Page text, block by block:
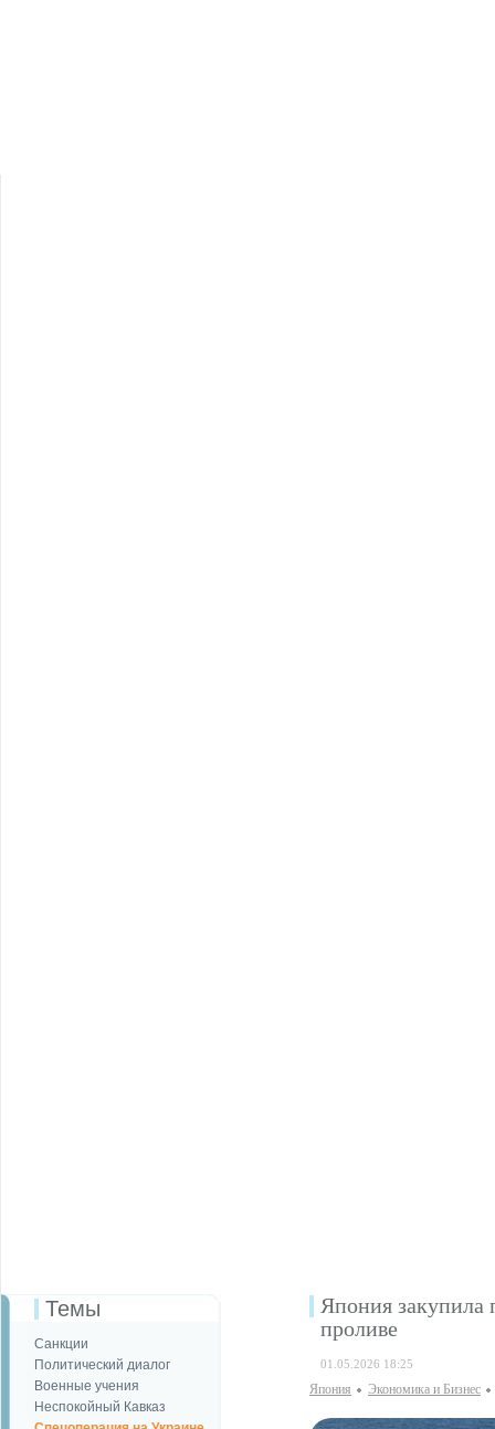
Темы
Санкции
Политический диалог
Военные учения
Неспокойный Кавказ
Япония
проливе
01.05.2026 18:25
Япония Экономика и Бизнес